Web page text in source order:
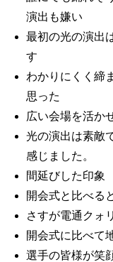
演出も嫌い
最初の光の演出
す
わかりにくく締
思った
広い会場を活か
光の演出は素敵
感じました。
間延びした印象
開会式と比べる
さすが電通クォ
開会式に比べて
選手の皆様が笑